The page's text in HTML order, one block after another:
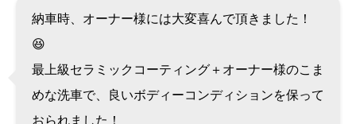
納車時、オーナー様には大変喜んで頂きました！
😆
最上級セラミックコーティング＋オーナー様のこま
めな洗車で、良いボディーコンディションを保って
おられました！